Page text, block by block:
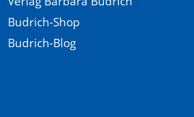
Budrich-Shop
Budrich-Blog